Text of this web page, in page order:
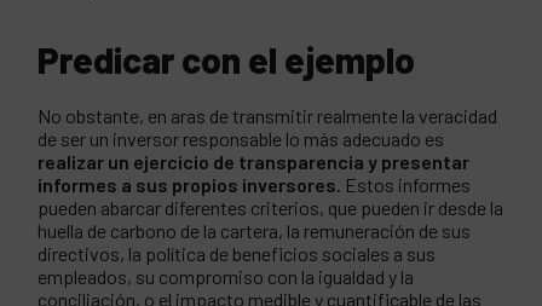
Predicar con el ejemplo
No obstante, en aras de transmitir realmente la veracidad
de ser un inversor responsable lo más adecuado es
realizar un ejercicio de transparencia y presentar
informes a sus propios inversores. Estos informes
pueden abarcar diferentes criterios, que pueden ir desde la
huella de carbono de la cartera, la remuneración de sus
directivos, la política de beneficios sociales a sus
empleados, su compromiso con la igualdad y la
conciliación, o el impacto medible y cuantificable de las